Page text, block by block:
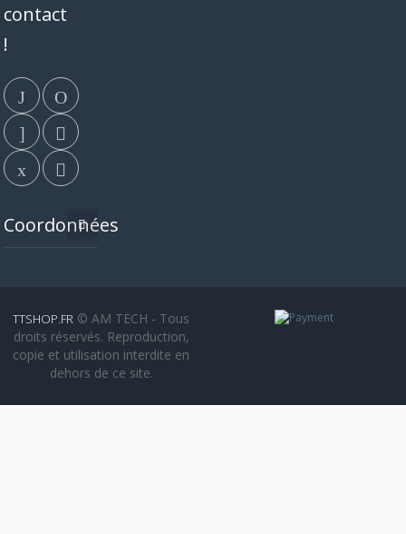
contact
!
Coordonnées
TTSHOP.FR © AM TECH - Tous
droits réservés. Reproduction,
copie et utilisation interdite en
dehors de ce site.